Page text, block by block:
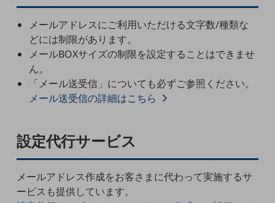
マーケティング
業務効率化
災害対策
職場環境整備
地域共創・地方創生
遠隔監視
自動化・省電化
メールアドレスにご利用いただける文字数/種類な
どには制限があります。
メールBOXサイズの制限を設定することはできませ
ん。
「メール送受信」についても必ずご参照ください。
メール送受信の詳細はこちら
設定代行サービス
メールアドレス作成をお客さまに代わって実施するサ
ービスも提供しています。